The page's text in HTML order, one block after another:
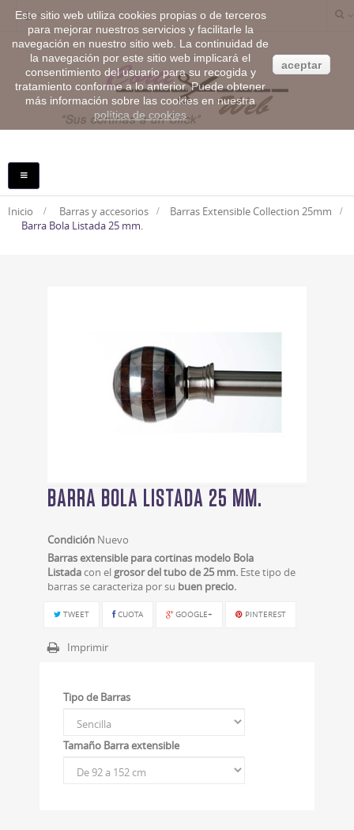
NAVEGACIÓN
TOGGLE
Inicio > Barras y accesorios >
Barras Extensible Collection 25mm
Barra Bola Listada 25 mm.
BARRA BOLA LISTADA 25 MM.
Condición Nuevo
Barras extensible para cortinas modelo Bola
Listadacon el grosor del tubo de 25 mm. Este tipo de
barras se caracteriza por su buen precio.
TWEET CUOTA GOOGLE+ PINTEREST
Imprimir
Tipo de Barras
Tamaño Barra extensible
Este sitio web utiliza cookies propias o de terceros
para mejorar nuestros servicios y facilitarle la
navegación en nuestro sitio web. La continuidad de
la navegación por este sitio web implicará el
consentimiento del usuario para su recogida y
tratamiento conforme a lo anterior. Puede obtener
más información sobre las cookies en nuestra
política de cookies
aceptar